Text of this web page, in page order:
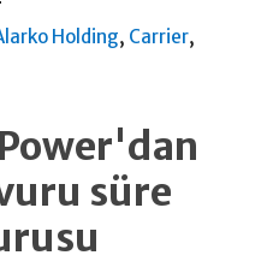
Holding, Carrier,
süre